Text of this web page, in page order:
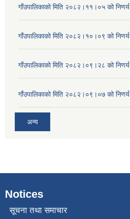
गाँउपालिकाको मिति २०८२।११।०५ को निणर्य
गाँउपालिकाको मिति २०८२।१०।०९ को निणर्य
गाँउपालिकाको मिति २०८२।०९।२८ को निणर्य
गाँउपालिकाको मिति २०८२।०९।०७ को निणर्य
अन्य
Notices
सूचना तथा समाचार